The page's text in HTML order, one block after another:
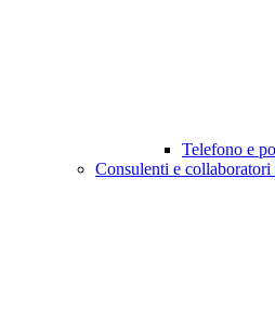
Telefono e
Consulenti e collaboratori